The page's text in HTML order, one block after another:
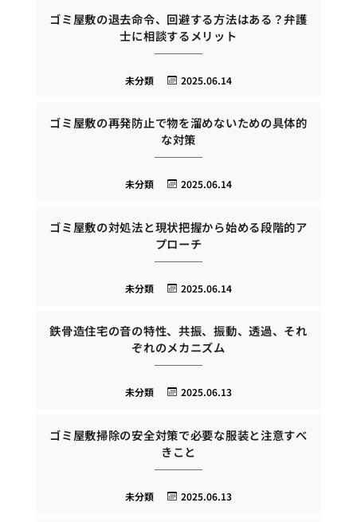
ゴミ屋敷の退去命令、回避する方法はある？弁護
士に相談するメリット
2025.06.14
未分類
ゴミ屋敷の再発防止で物を溜めないための具体的
な対策
2025.06.14
未分類
ゴミ屋敷の対処法と現状把握から始める段階的ア
プローチ
2025.06.14
未分類
鉄骨造住宅の音の特性、共振、振動、透過、それ
ぞれのメカニズム
2025.06.13
未分類
ゴミ屋敷掃除の安全対策で必要な服装と注意すべ
きこと
2025.06.13
未分類